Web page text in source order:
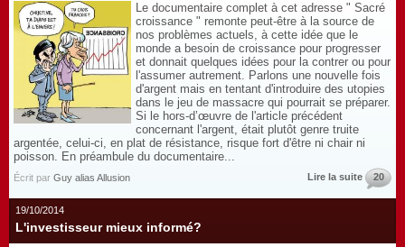
Le documentaire complet à cet adresse " Sacré
croissance " remonte peut-être à la source de
nos problèmes actuels, à cette idée que le
monde a besoin de croissance pour progresser
et donnait quelques idées pour la contrer ou pour
l'assumer autrement. Parlons une nouvelle fois
d'argent mais en tentant d'introduire des utopies
dans le jeu de massacre qui pourrait se préparer.
Si le hors-d’œuvre de l'article précédent
concernant l'argent, était plutôt genre truite
argentée, celui-ci, en plat de résistance, risque fort d'être ni chair ni
poisson. En préambule du documentaire...
Écrit par Guy alias Allusion Lire la suite 20
19/10/2014
L'investisseur mieux informé?